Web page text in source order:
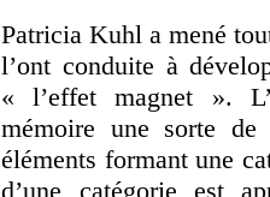
Patricia Kuhl a mené
l’ont conduite à
« l’effet magnet ».
mémoire une sorte de
éléments formant une
d’une catégorie est